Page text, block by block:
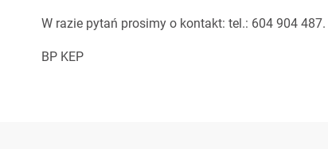
W razie pytań prosimy o kontakt: tel.: 604 904 487.
BP KEP